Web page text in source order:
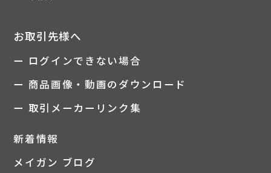
お取引先様へ
ー ログインできない場合
ー 商品画像・動画のダウンロード
ー 取引メーカーリンク集
新着情報
メイガン ブログ